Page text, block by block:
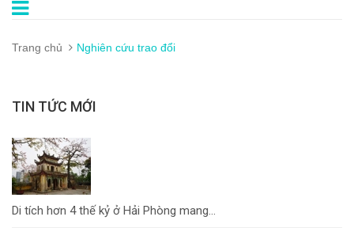
Trang chủ Nghiên cứu trao đổi
TIN TỨC MỚI
Di tích hơn 4 thế kỷ ở Hải Phòng mang...